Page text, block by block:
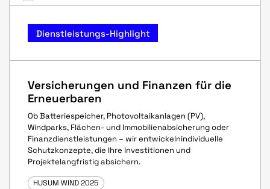
Dienstleistungs-Highlight
Versicherungen und Finanzen für die
Erneuerbaren
Ob Batteriespeicher, Photovoltaikanlagen (PV),
Windparks, Flächen- und Immobilienabsicherung oder
Finanzdienstleistungen – wir entwickelnindividuelle
Schutzkonzepte, die Ihre Investitionen und
Projektelangfristig absichern.
HUSUM WIND 2025